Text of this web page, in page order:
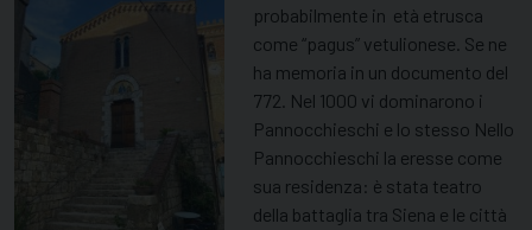
probabilmente in età etrusca
come “pagus” vetulionese. Se ne
ha memoria in un documento del
772. Nel 1000 vi dominarono i
Pannocchieschi e lo stesso Nello
Pannocchieschi la eresse come
sua residenza: è stata teatro
della battaglia tra Siena e le città